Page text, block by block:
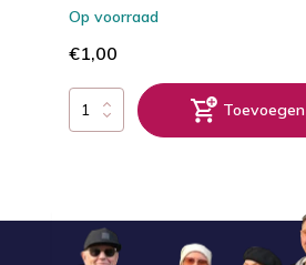
Op voorraad
€1,00
Toevoegen